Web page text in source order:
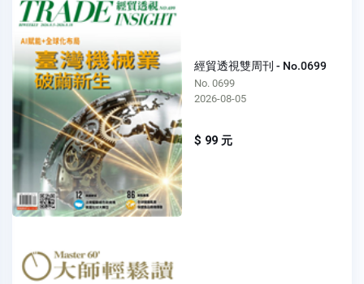
經貿透視雙周刊 - No.0699
No. 0699
2026-08-05
$ 99 元